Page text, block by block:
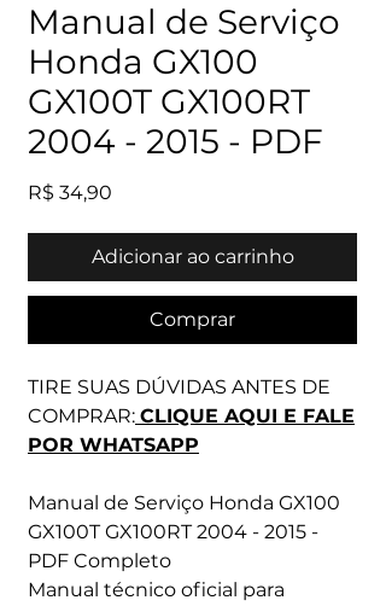
Manual de Serviço
Honda GX100
GX100T GX100RT
2004 - 2015 - PDF
R$ 34,90
Adicionar ao carrinho
Comprar
TIRE SUAS DÚVIDAS ANTES DE
COMPRAR: CLIQUE AQUI E FALE
POR WHATSAPP
Manual de Serviço Honda GX100
GX100T GX100RT 2004 - 2015 -
PDF Completo
Manual técnico oficial para